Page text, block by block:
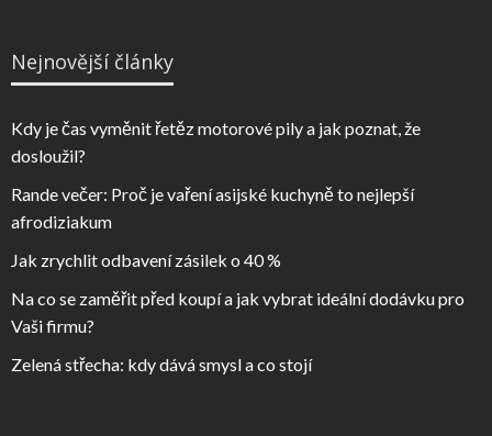
Nejnovější články
Kdy je čas vyměnit řetěz motorové pily a jak poznat, že
dosloužil?
Rande večer: Proč je vaření asijské kuchyně to nejlepší
afrodiziakum
Jak zrychlit odbavení zásilek o 40 %
Na co se zaměřit před koupí a jak vybrat ideální dodávku pro
Vaši firmu?
Zelená střecha: kdy dává smysl a co stojí